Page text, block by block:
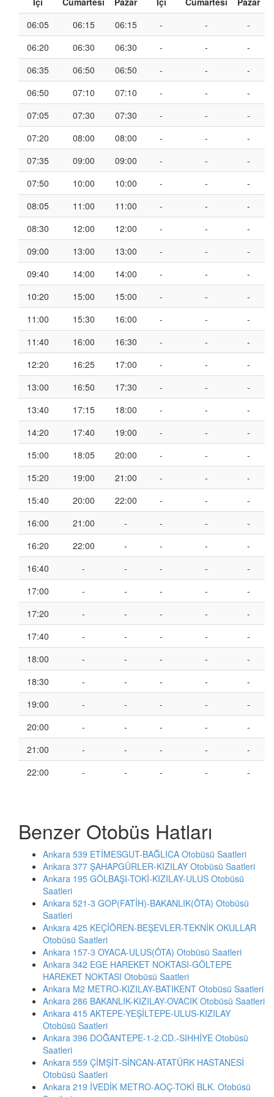
06:05
06:15 06:15 - -
-
06:20
06:30 06:30 - -
-
06:35
06:50 06:50 - -
-
06:50
07:10 07:10 - -
-
07:05
07:30 07:30 - -
-
07:20
08:00 08:00 - -
-
07:35
09:00 09:00 - -
-
07:50
10:00 10:00 - -
-
08:05
11:00 11:00 - -
-
08:30
12:00 12:00 - -
-
09:00
13:00 13:00 - -
-
09:40
14:00 14:00 - -
-
10:20
15:00 15:00 - -
-
11:00
15:30 16:00 - -
-
11:40
16:00 16:30 - -
-
12:20
16:25 17:00 - -
-
13:00
16:50 17:30 - -
-
13:40
17:15 18:00 - -
-
14:20
17:40 19:00 - -
-
15:00
18:05 20:00 - -
-
15:20
19:00 21:00 - -
-
15:40
20:00 22:00 - -
-
16:00
21:00 - - -
-
16:20
22:00 - - -
-
16:40
- - - -
-
17:00
- - - -
-
17:20
- - - -
-
17:40
- - - -
-
18:00
- - - -
-
18:30
- - - -
-
19:00
- - - -
-
20:00
- - - -
-
21:00
- - - -
-
22:00
- - - - -
Benzer Otobüs Hatları
Ankara 539 ETİMESGUT-BAĞLICA Otobüsü Saatleri
Ankara 377 ŞAHAPGÜRLER-KIZILAY Otobüsü Saatleri
Ankara 195 GÖLBAŞI-TOKİ-KIZILAY-ULUS Otobüsü
Saatleri
Ankara 521-3 GOP(FATİH)-BAKANLIK(ÖTA) Otobüsü
Saatleri
Ankara 425 KEÇİÖREN-BEŞEVLER-TEKNİK OKULLAR
Otobüsü Saatleri
Ankara 157-3 OYACA-ULUS(ÖTA) Otobüsü Saatleri
Ankara 342 EGE HAREKET NOKTASI-GÖLTEPE
HAREKET NOKTASI Otobüsü Saatleri
Ankara M2 METRO-KIZILAY-BATIKENT Otobüsü Saatleri
Ankara 286 BAKANLIK-KIZILAY-OVACIK Otobüsü Saatleri
Ankara 415 AKTEPE-YEŞİLTEPE-ULUS-KIZILAY
Otobüsü Saatleri
Ankara 396 DOĞANTEPE-1-2.CD.-SIHHİYE Otobüsü
Saatleri
Ankara 559 ÇİMŞİT-SİNCAN-ATATÜRK HASTANESİ
Otobüsü Saatleri
Ankara 219 İVEDİK METRO-AOÇ-TOKİ BLK. Otobüsü